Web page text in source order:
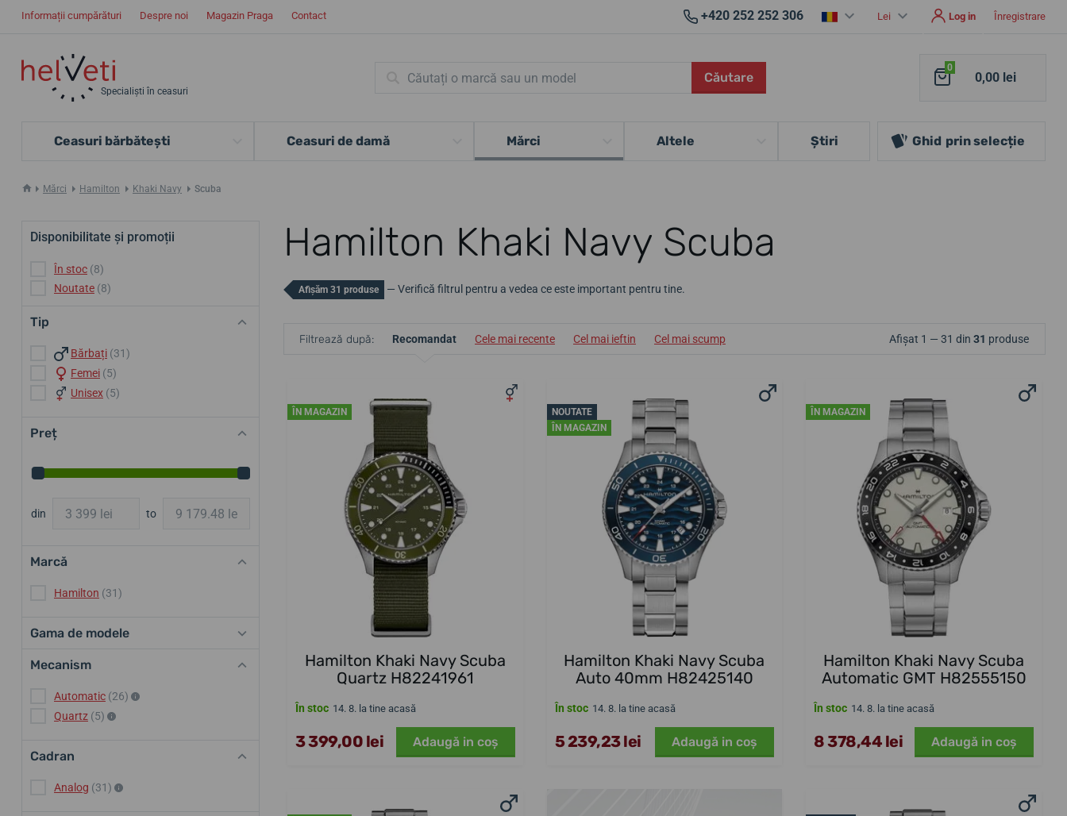
Informații cumpărături Despre noi Magazin Praga Contact +420 252 252 306 Lei Log in Înregistrare
Specialiști în ceasuri
Căutare
0
0,00 lei
Ceasuri bărbătești Ceasuri de damă Mărci Altele Ştiri Ghid prin selecție
Mărci Hamilton Khaki Navy Scuba
Hamilton Khaki Navy Scuba
Disponibilitate și promoții
În stoc (8)
Noutate (8)
Tip
Bărbați (31)
Femei (5)
Unisex (5)
Preț
din to
Marcă
Hamilton (31)
Gama de modele
Mecanism
Automatic (26)
Quartz (5)
Cadran
Analog (31)
Afișăm 31 produse — Verifică filtrul pentru a vedea ce este important pentru tine.
Filtrează după: Recomandat Cele mai recente Cel mai ieftin Cel mai scump Afișat 1 — 31 din 31 produse
ÎN MAGAZIN
Hamilton Khaki Navy Scuba
Quartz H82241961
În stoc 14. 8. la tine acasă
3 399,00 lei Adaugă in coş
NOUTATE
ÎN MAGAZIN
Hamilton Khaki Navy Scuba
Auto 40mm H82425140
În stoc 14. 8. la tine acasă
5 239,23 lei Adaugă in coş
ÎN MAGAZIN
Hamilton Khaki Navy Scuba
Automatic GMT H82555150
În stoc 14. 8. la tine acasă
8 378,44 lei Adaugă in coş